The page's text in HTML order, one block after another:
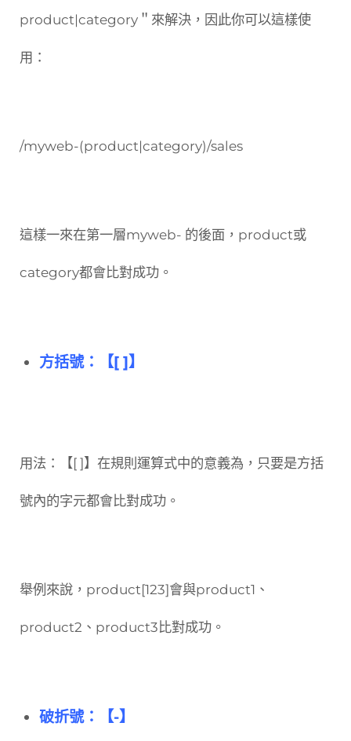
product|category＂來解決，因此你可以這樣使
用：
/myweb-(product|category)/sales
這樣一來在第一層myweb- 的後面，product或
category都會比對成功。
方括號：【[ ]】
用法：【[ ]】在規則運算式中的意義為，只要是方括
號內的字元都會比對成功。
舉例來說，product[123]會與product1、
product2、product3比對成功。
破折號：【-】